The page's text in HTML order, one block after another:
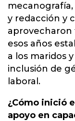
y redacción y
aprovecharon
esos años
a los maridos
inclusión de
laboral.
¿Cómo inició
apoyo en